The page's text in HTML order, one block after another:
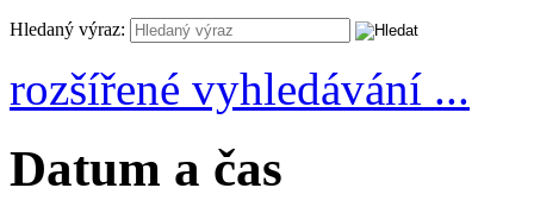
Hledaný výraz:
rozšířené vyhledávání ...
Datum a čas